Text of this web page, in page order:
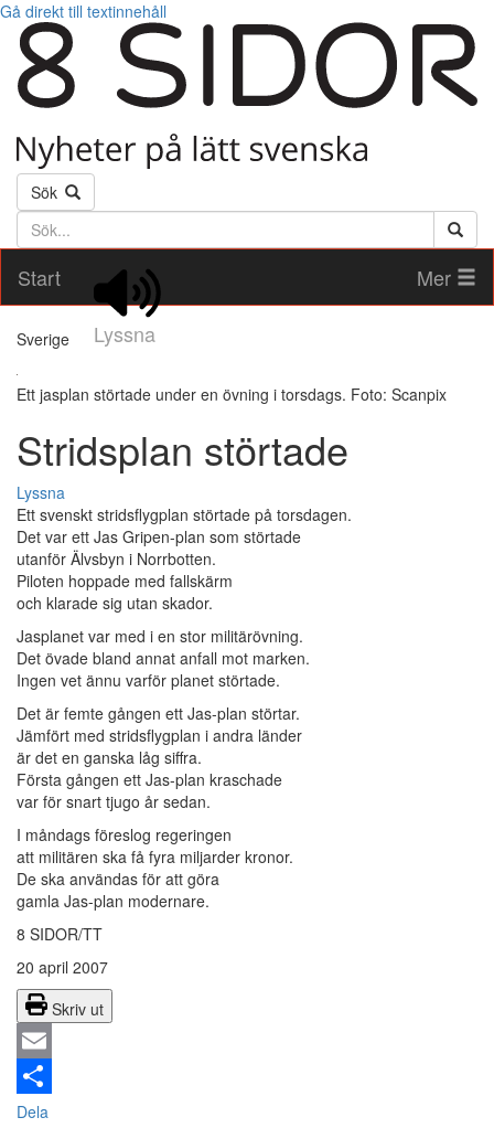
Gå direkt till textinnehåll
Sök
Söktext
Start
Lyssna
Mer
Sverige
Ett jasplan störtade under en övning i torsdags. Foto: Scanpix
Stridsplan störtade
Lyssna
Ett svenskt stridsflygplan störtade på torsdagen.
Det var ett Jas Gripen-plan som störtade
utanför Älvsbyn i Norrbotten.
Piloten hoppade med fallskärm
och klarade sig utan skador.
Jasplanet var med i en stor militärövning.
Det övade bland annat anfall mot marken.
Ingen vet ännu varför planet störtade.
Det är femte gången ett Jas-plan störtar.
Jämfört med stridsflygplan i andra länder
är det en ganska låg siffra.
Första gången ett Jas-plan kraschade
var för snart tjugo år sedan.
I måndags föreslog regeringen
att militären ska få fyra miljarder kronor.
De ska användas för att göra
gamla Jas-plan modernare.
8 SIDOR/TT
20 april 2007
Skriv ut
Email
Dela